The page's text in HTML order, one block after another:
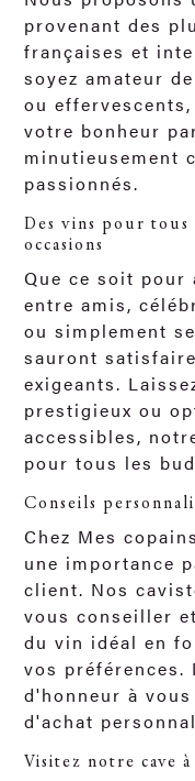
provenant des
françaises et
soyez amateur
ou
votre bonheur
minutieusement
passionnés.
Des vins pour
occasions
Que ce soit pour
entre amis,
ou simplement
sauront
exigeants.
prestigieux ou
accessibles,
pour tous les
Conseils
Chez Mes
une importance
client. Nos
vous conseiller
du vin idéal en
vos
d'honneur à
d'achat
Visitez notre cave